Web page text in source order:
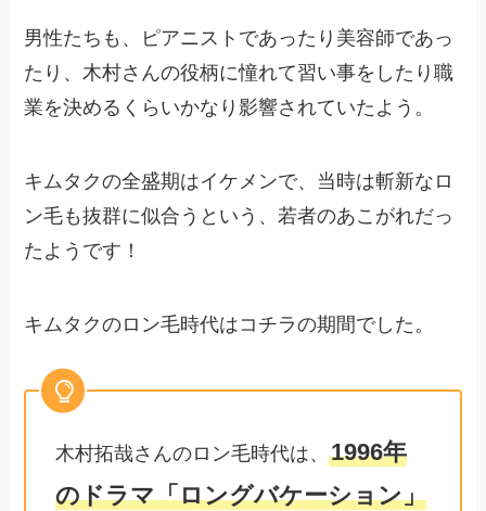
男性たちも、ピアニストであったり美容師であっ
たり、木村さんの役柄に憧れて習い事をしたり職
業を決めるくらいかなり影響されていたよう。
キムタクの全盛期はイケメンで、当時は斬新なロ
ン毛も抜群に似合うという、若者のあこがれだっ
たようです！
キムタクのロン毛時代はコチラの期間でした。
木村拓哉さんのロン毛時代は、1996年
のドラマ「ロングバケーション」